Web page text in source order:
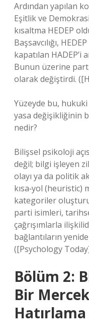
Ardından yapılan
Eşitlik ve
kısaltma HEDEP
Başsavcılığı,
kapatılan HADEP’i
Bunun üzerine
olarak değiştirdi.
Yüzeyde bu,
yasa değişikliğinin
nedir?
Bilişsel psikoloji
değil; bilgi işleyen
olayı ya da politik
kısa‑yol (heuristic)
kategoriler
parti isimleri,
çağrışımlarla
bağlantıların
([Psychology
Bölüm 2:
Bir